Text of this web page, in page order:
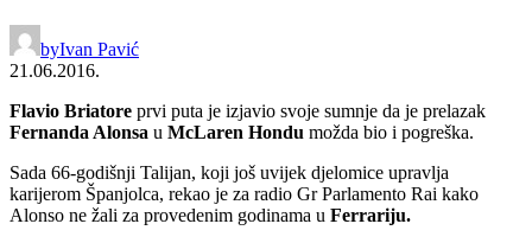
byIvan Pavić
21.06.2016.
Flavio Briatore prvi puta je izjavio svoje sumnje da je prelazak
Fernanda Alonsa u McLaren Hondu možda bio i pogreška.
Sada 66-godišnji Talijan, koji još uvijek djelomice upravlja
karijerom Španjolca, rekao je za radio Gr Parlamento Rai kako
Alonso ne žali za provedenim godinama u Ferrariju.